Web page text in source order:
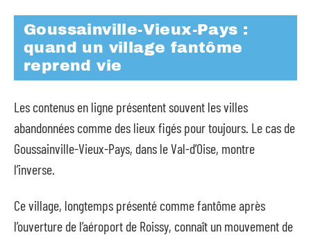
Goussainville-Vieux-Pays :
quand un village fantôme
reprend vie
Les contenus en ligne présentent souvent les villes
abandonnées comme des lieux figés pour toujours. Le cas de
Goussainville-Vieux-Pays, dans le Val-d’Oise, montre
l’inverse.
Ce village, longtemps présenté comme fantôme après
l’ouverture de l’aéroport de Roissy, connaît un mouvement de